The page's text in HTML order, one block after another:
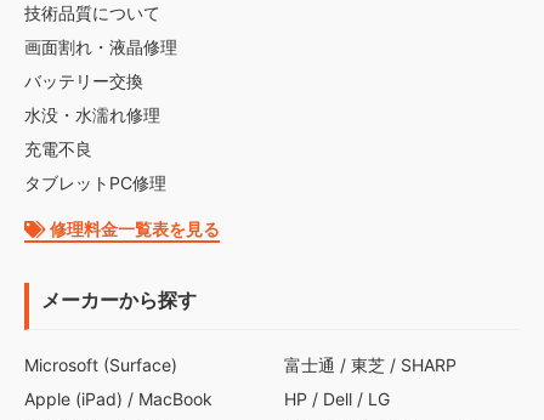
技術品質について
画面割れ・液晶修理
バッテリー交換
水没・水濡れ修理
充電不良
タブレットPC修理
修理料金一覧表を見る
メーカーから探す
Microsoft (Surface)
Apple (iPad) / MacBook
富士通 / 東芝 / SHARP
HP / Dell / LG